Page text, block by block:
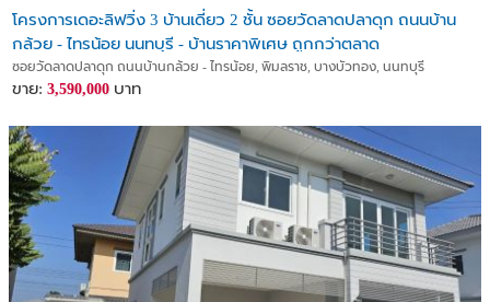
โครงการเดอะลิฟวิ่ง 3 บ้านเดี่ยว 2 ชั้น ซอยวัดลาดปลาดุก ถนนบ้าน
กล้วย - ไทรน้อย นนทบุรี - บ้านราคาพิเศษ ถูกกว่าตลาด
ซอยวัดลาดปลาดุก ถนนบ้านกล้วย - ไทรน้อย, พิมลราช, บางบัวทอง, นนทบุรี
ขาย: 3,590,000 บาท